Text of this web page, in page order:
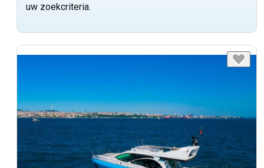
uw zoekcriteria.